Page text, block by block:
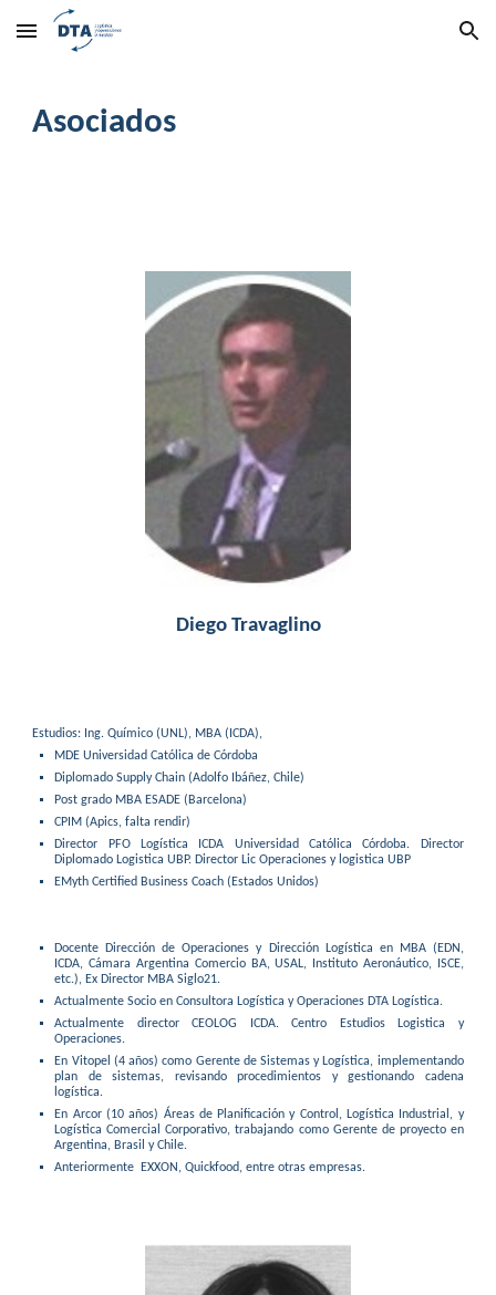
Skip to main content Skip to navigation
Asociados
Diego Travaglino
Estudios: Ing. Químico (UNL), MBA (ICDA),
MDE Universidad Católica de Córdoba
Diplomado Supply Chain (Adolfo Ibáñez, Chile)
Post grado MBA ESADE (Barcelona)
CPIM (Apics, falta rendir)
Director PFO Logística ICDA Universidad Católica Córdoba.
Director
Diplomado Logistica UBP. Director Lic Operaciones y logistica UBP
EMyth Certified Business Coach (Estados Unidos)
Docente Dirección de Operaciones y Dirección Logística en MBA (EDN,
ICDA, Cámara Argentina Comercio BA, USAL, Instituto Aeronáutico, ISCE,
etc.), Ex Director MBA Siglo21.
Actualmente Socio en Consultora Logística y Operaciones DTA Logística.
Actualmente director CEOLOG ICDA. Centro Estudios Logistica y
Operaciones.
En Vitopel (4 años) como Gerente de Sistemas y Logística, implementando
plan de sistemas, revisando procedimientos y gestionando cadena
logística.
En Arcor (10 años) Áreas de Planificación y Control, Logística Industrial, y
Logística Comercial Corporativo, trabajando como Gerente de proyecto en
Argentina, Brasil y Chile.
Anteriormente EXXON, Quickfood, entre otras empresas.